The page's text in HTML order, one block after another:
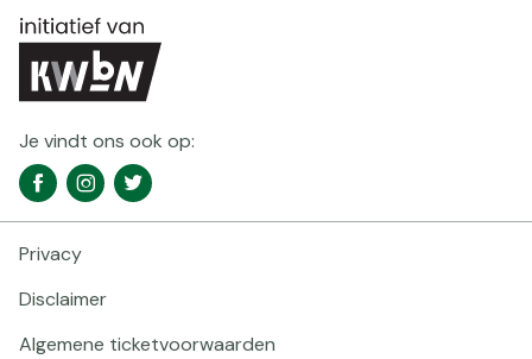
Je vindt ons ook op:
Social
media
FacebookInstagramTwitter
Footer
navigatie
Privacy
Disclaimer
Algemene ticketvoorwaarden